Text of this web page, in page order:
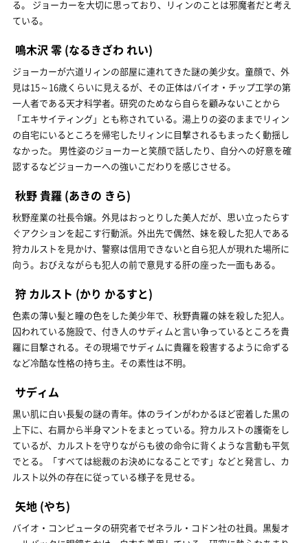
る。 ジョーカーを大切に思っており、リィンのことは邪魔者だと考え
ている。
鳴木沢 零 (なるきざわ れい)
ジョーカーが六道リィンの部屋に連れてきた謎の美少女。童顔で、外
見は15～16歳くらいに見えるが、その正体はバイオ・チップ工学の第
一人者である天才科学者。研究のためなら自らを顧みないことから
「エキサイティング」とも称されている。湯上りの姿のままでリィン
の自宅にいるところを帰宅したリィンに目撃されるもまったく動揺し
なかった。 男性姿のジョーカーと笑顔で話したり、自分への好意を確
認するなどジョーカーへの強いこだわりを感じさせる。
秋野 貴羅 (あきの きら)
秋野産業の社長令嬢。外見はおっとりした美人だが、思い立ったらす
ぐアクションを起こす行動派。外出先で偶然、妹を殺した犯人である
狩カルストを見かけ、警察は信用できないと自ら犯人が現れた場所に
向う。おびえながらも犯人の前で意見する肝の座った一面もある。
狩 カルスト (かり かるすと)
色素の薄い髪と瞳の色をした美少年で、秋野貴羅の妹を殺した犯人。
囚われている施設で、付き人のサディムと言い争っているところを貴
羅に目撃される。その現場でサディムに貴羅を殺害するように命ずる
など冷酷な性格の持ち主。その素性は不明。
サディム
黒い肌に白い長髪の謎の青年。体のラインがわかるほど密着した黒の
上下に、右肩から半身マントをまとっている。狩カルストの護衛をし
ているが、カルストを守りながらも彼の命令に背くような言動も平気
でとる。「すべては総裁のお決めになることです」などと発言し、カ
ルスト以外の存在に従っている様子を見せる。
矢地 (やち)
バイオ・コンピュータの研究者でゼネラル・コドン社の社員。黒髪オ